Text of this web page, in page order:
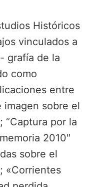
Históricos
vinculados a
grafía de la
como
entre
imagen sobre el
“Captura por la
2010″
sobre el
«Corrientes